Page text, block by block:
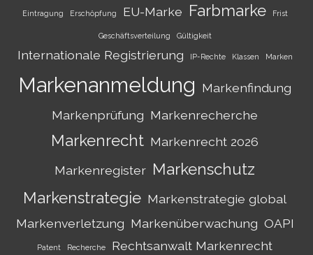
Eintragung Erschöpfung EU-Marke Farbmarke Frist
Geschäftsverteilung Gültigkeit
Internationale Registrierung IP-Rechte Klassen Marken
Markenanmeldung Markenfindung
Markenprüfung Markenrecherche
Markenrecht Markenrecht 2026
Markenregister Markenschutz
Markenstrategie Markenstrategie global
Markenverletzung Markenüberwachung OAPI
Patent Recherche Rechtsanwalt Markenrecht